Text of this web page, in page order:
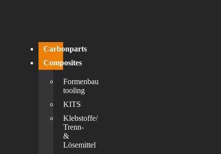
Carbonparts
Composites
Formenbau
tooling
KITS
Klebstoffe/
Trenn-
&
Lösemittel